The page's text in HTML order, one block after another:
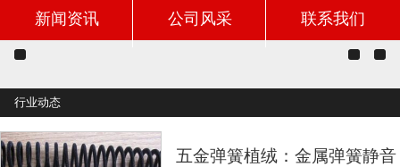
新闻资讯 公司风采 联系我们
行业动态
五金弹簧植绒：金属弹簧静音